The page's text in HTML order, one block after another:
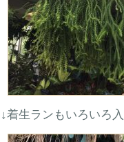
↓着生ランもいろいろ